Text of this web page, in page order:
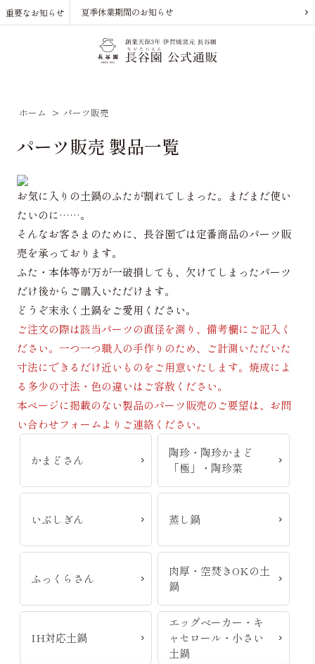
重要なお知らせ 夏季休業期間のお知らせ
ホーム > パーツ販売
パーツ販売 製品一覧
お気に入りの土鍋のふたが割れてしまった。まだまだ使い
たいのに……。
そんなお客さまのために、長谷園では定番商品のパーツ販
売を承っております。
ふた・本体等が万が一破損しても、欠けてしまったパーツ
だけ後からご購入いただけます。
どうぞ末永く土鍋をご愛用ください。
ご注文の際は該当パーツの直径を測り、備考欄にご記入く
ださい。一つ一つ職人の手作りのため、ご計測いただいた
寸法にできるだけ近いものをご用意いたします。焼成によ
る多少の寸法・色の違いはご容赦ください。
本ページに掲載のない製品のパーツ販売のご要望は、お問
い合わせフォームよりご連絡ください。
かまどさん
陶珍・陶珍かまど
「極」・陶珍菜
いぶしぎん 蒸し鍋
ふっくらさん
肉厚・空焚きOKの土
鍋
IH対応土鍋
エッグベーカー・キ
ャセロール・小さい
土鍋